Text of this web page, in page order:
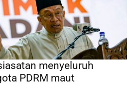
menyeluruh
PDRM maut